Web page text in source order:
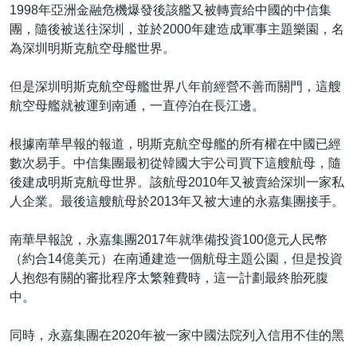
1998年亞洲金融危機爆發後該艦又被轉賣給中國的中信集
團，隨後被送往深圳，並於2000年建造成軍事主題樂園，名
為深圳明斯克航空母艦世界。
但是深圳明斯克航空母艦世界八年前經營不善而關門，這艘
航空母艦就被運到南通，一直停泊在長江邊。
根據南華早報的報道，明斯克航空母艦的所有權在中國已經
數次易手。中信集團最初從韓國大宇公司買下這艘航母，隨
後建成明斯克航母世界。該航母2010年又被賣給深圳一家私
人企業。最後這艘航母於2013年又被大連的永嘉集團接手。
南華早報說，永嘉集團2017年就準備投資100億元人民幣
（約合14億美元）在南通建造一個航母主題公園，但是投資
人抱怨有關的審批程序太繁雜費時，這一計劃最終胎死腹
中。
同時，永嘉集團在2020年被一家中國法院列入信用不佳的黑